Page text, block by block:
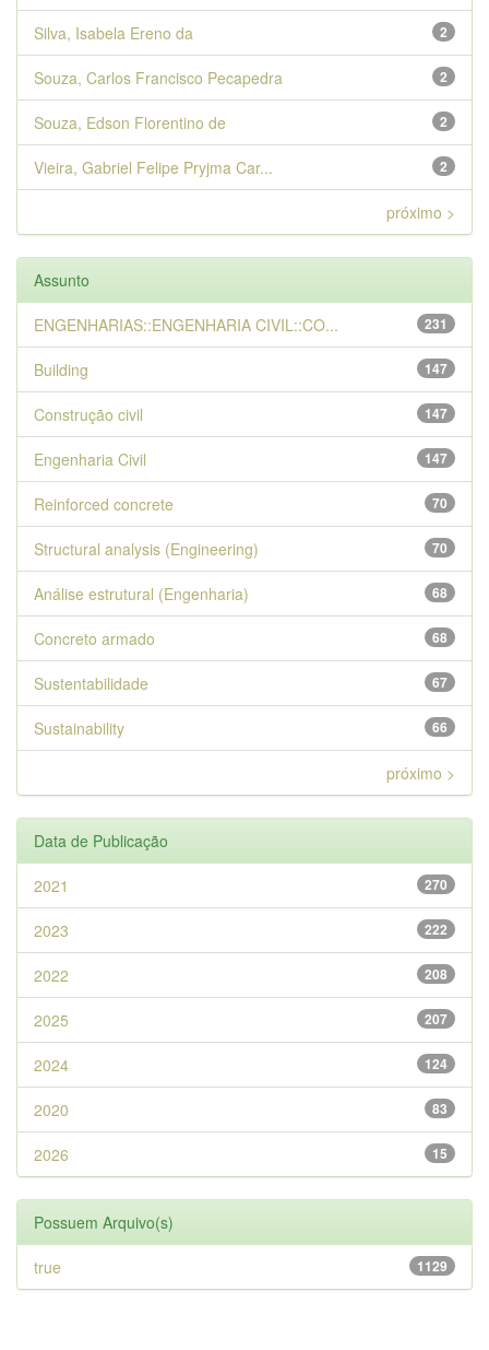
2
Silva, Isabela Ereno da
2
Souza, Carlos Francisco Pecapedra
2
Souza, Edson Florentino de
2
Vieira, Gabriel Felipe Pryjma Car...
próximo >
Assunto
231
ENGENHARIAS::ENGENHARIA CIVIL::CO...
147
Building
147
Construção civil
147
Engenharia Civil
70
Reinforced concrete
70
Structural analysis (Engineering)
68
Análise estrutural (Engenharia)
68
Concreto armado
67
Sustentabilidade
66
Sustainability
próximo >
Data de Publicação
270
2021
222
2023
208
2022
207
2025
124
2024
83
2020
15
2026
Possuem Arquivo(s)
1129
true